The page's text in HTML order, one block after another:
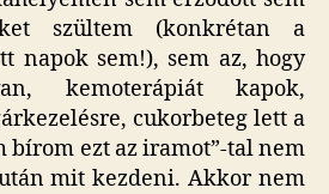
szültem (konkrétan a
napok sem!), sem az, hogy
kemoterápiát kapok,
cukorbeteg lett a
bírom ezt az iramot”-tal nem
mit kezdeni. Akkor nem